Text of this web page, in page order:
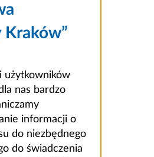
Kraków”
użytkowników
nas bardzo
informacji o
do niezbędnego
do świadczenia